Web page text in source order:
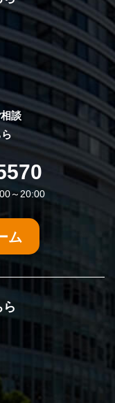
談
～20:00
ム